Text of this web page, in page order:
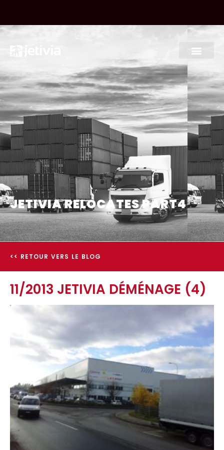
JETIVIA RELOCATES PART4
<< RETOUR VERS LE BLOG
11/2013 JETIVIA DÉMÉNAGE (4)